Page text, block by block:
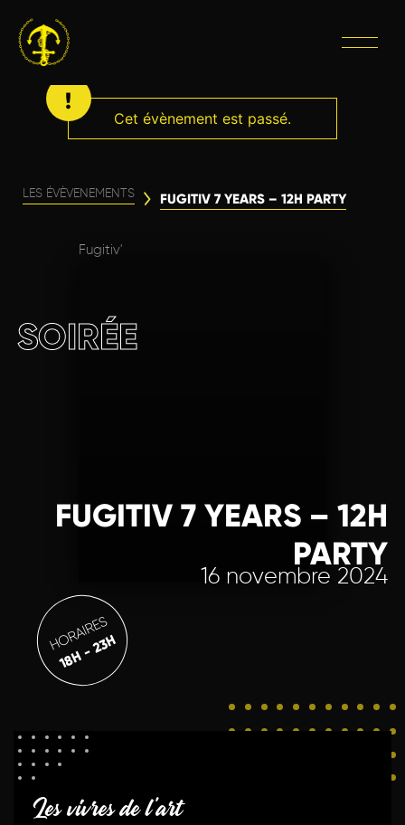
Cet évènement est passé.
LES ÉVÈVENEMENTS FUGITIV 7 YEARS – 12H PARTY
Fugitiv'
FUGITIV 7 YEARS – 12H
PARTY
16 novembre 2024
SOIRÉE
HORAIRES
18H - 23H
Les vivres de l'art